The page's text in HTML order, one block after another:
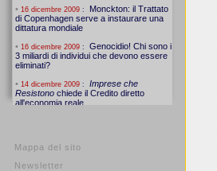
Mappa del sito
Newsletter